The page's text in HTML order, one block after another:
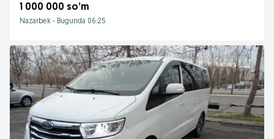
1 000 000 so’m
Nazarbek - Bugunda 06:25